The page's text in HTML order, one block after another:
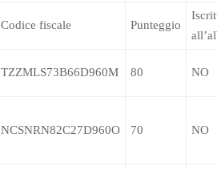
Codice fiscale Punteggio
TZZMLS73B66D960M 80 NO
NCSNRN82C27D960O 70 NO